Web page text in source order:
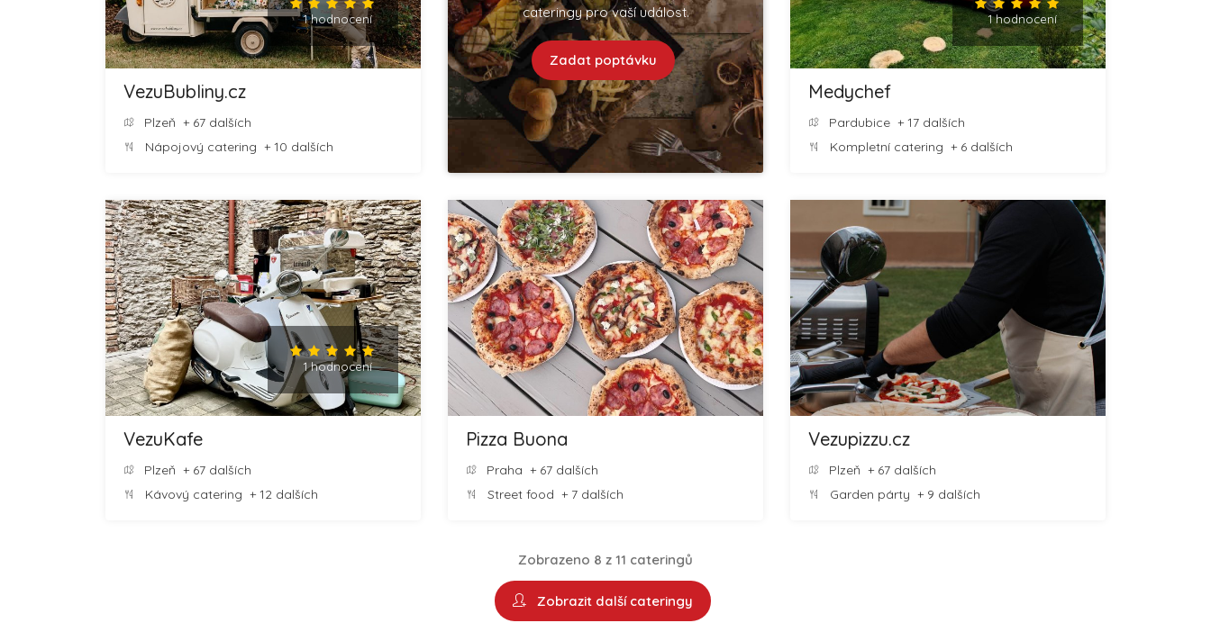
1 hodnocení
VezuBubliny.cz
Plzeň + 67 dalších
Nápojový catering + 10 dalších
cateringy pro vaší událost.
Zadat poptávku
1 hodnocení
Medychef
Pardubice + 17 dalších
Kompletní catering + 6 dalších
1 hodnocení
VezuKafe
Plzeň + 67 dalších
Kávový catering + 12 dalších
Pizza Buona
Praha + 67 dalších
Street food + 7 dalších
Vezupizzu.cz
Plzeň + 67 dalších
Garden párty + 9 dalších
Zobrazeno 8 z 11 cateringů
Zobrazit další cateringy